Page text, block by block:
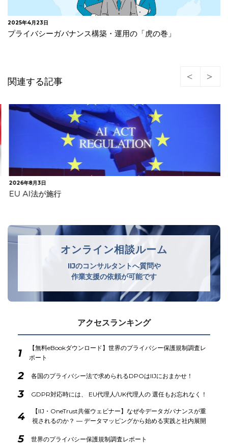
2025年4月23日
プライバシーガバナンス構築・運用の「虎の巻」
関連する記事
2026年8月3日
EU AI法が施行
オンライン相談ルーム
IIJのコンサルタントへ質問や
作業支援の依頼が可能です
アクセスランキング
1
【無料eBookダウンロード】世界のプライバシー保護規制調査レ
ポート
2 各国のプライバシー法で求められるDPOはIIJにおまかせ！
3 GDPR対応時には、 EU代理人/UK代理人の 選任もお忘れなく！
4
【IIJ・OneTrust共催ウェビナー】なぜ今データガバナンスが重
視されるのか？ ― データマッピングから始める実践と社内展開
5 世界のプライバシー保護規制調査レポート